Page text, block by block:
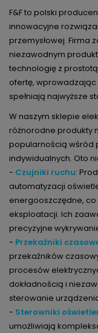
F&F to polski
innowacyjne
przemysłowej. Firma
niezawodnym
technologię z
ofertę,
spełniają najwyższe
W naszym sklepie
różnorodne produkty
popularnością wśród
indywidualnych. Oto
- Czujniki ruchu:
automatyzacji
energooszczędne,
eksploatacji. Ich
precyzyjne
- Przekaźniki
przekaźników
procesów
dokładnością i
sterowanie
- Sterowniki
umożliwiają